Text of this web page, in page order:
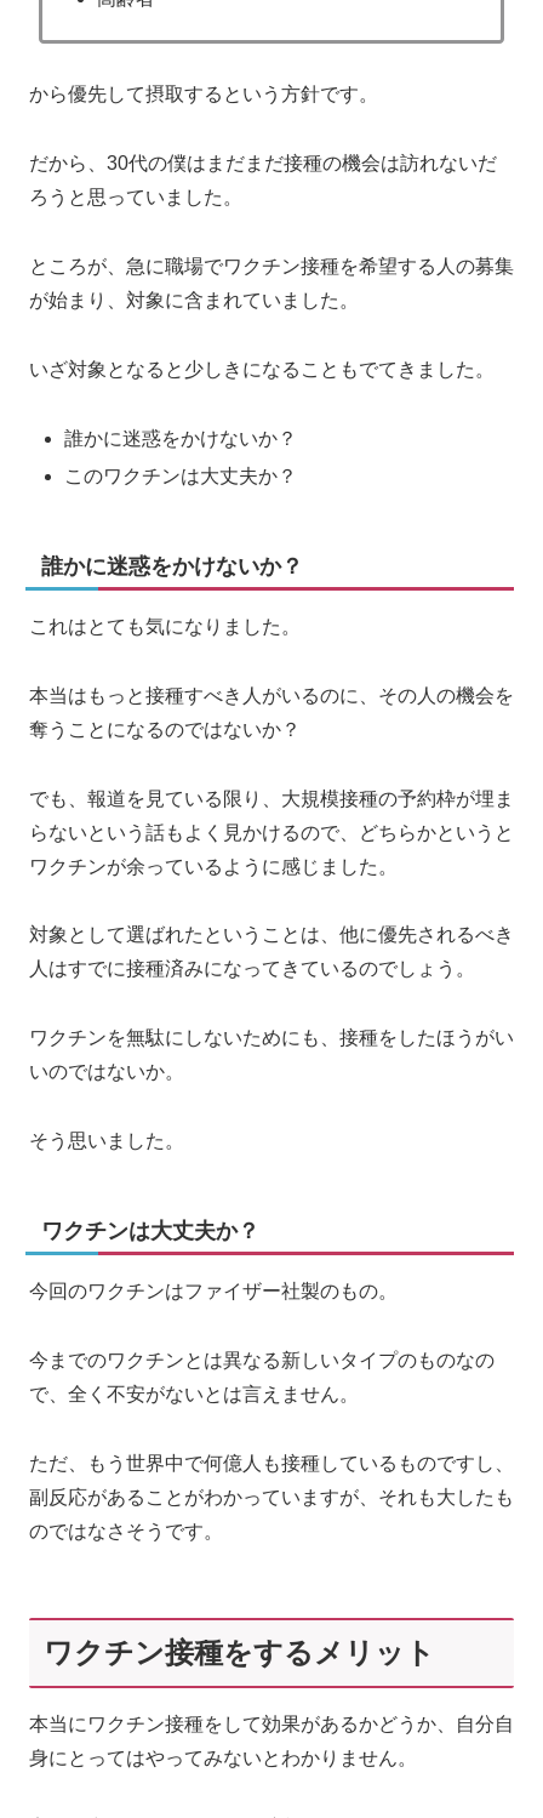
から優先して摂取するという方針です。
だから、30代の僕はまだまだ接種の機会は訪れないだ
ろうと思っていました。
ところが、急に職場でワクチン接種を希望する人の募集
が始まり、対象に含まれていました。
いざ対象となると少しきになることもでてきました。
誰かに迷惑をかけないか？
このワクチンは大丈夫か？
誰かに迷惑をかけないか？
これはとても気になりました。
本当はもっと接種すべき人がいるのに、その人の機会を
奪うことになるのではないか？
でも、報道を見ている限り、大規模接種の予約枠が埋ま
らないという話もよく見かけるので、どちらかというと
ワクチンが余っているように感じました。
対象として選ばれたということは、他に優先されるべき
人はすでに接種済みになってきているのでしょう。
ワクチンを無駄にしないためにも、接種をしたほうがい
いのではないか。
そう思いました。
ワクチンは大丈夫か？
今回のワクチンはファイザー社製のもの。
今までのワクチンとは異なる新しいタイプのものなの
で、全く不安がないとは言えません。
ただ、もう世界中で何億人も接種しているものですし、
副反応があることがわかっていますが、それも大したも
のではなさそうです。
ワクチン接種をするメリット
本当にワクチン接種をして効果があるかどうか、自分自
身にとってはやってみないとわかりません。